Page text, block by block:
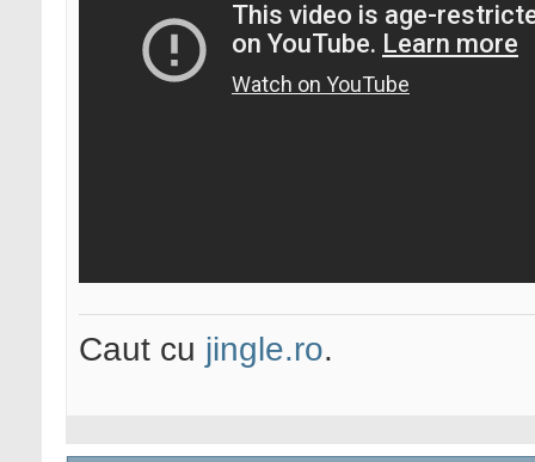
Caut cu jingle.ro.